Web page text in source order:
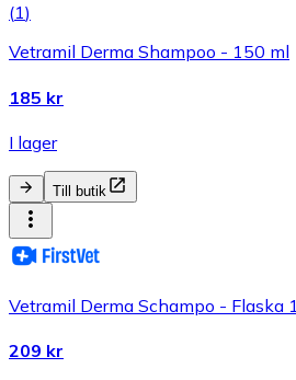
(1)
Vetramil Derma Shampoo - 150 ml
185 kr
I lager
Till butik
Vetramil Derma Schampo - Flaska
209 kr